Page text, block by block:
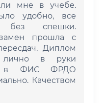
мне в учебе.
удобно, все
без спешки.
прошла с
Диплом
лично в руки
в ФИС ФРДО
Качеством